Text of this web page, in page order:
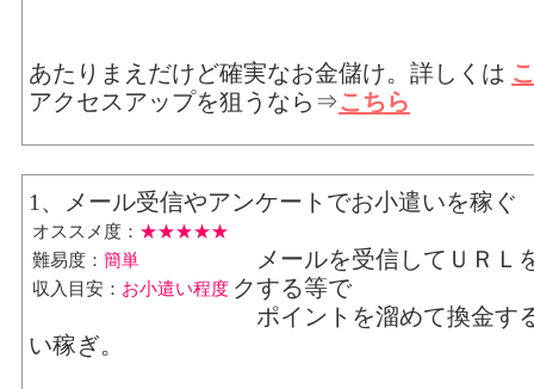
あたりまえだけど確実なお金儲け。詳しくは
アクセスアップを狙うなら⇒こちら
1、メール受信やアンケートでお小遣いを稼ぐ
オススメ度： ★★★★★
難易度： 簡単
収入目安： お小遣い程度
メールを受信してＵＲＬ
クする等で
ポイントを溜めて換金す
い稼ぎ。